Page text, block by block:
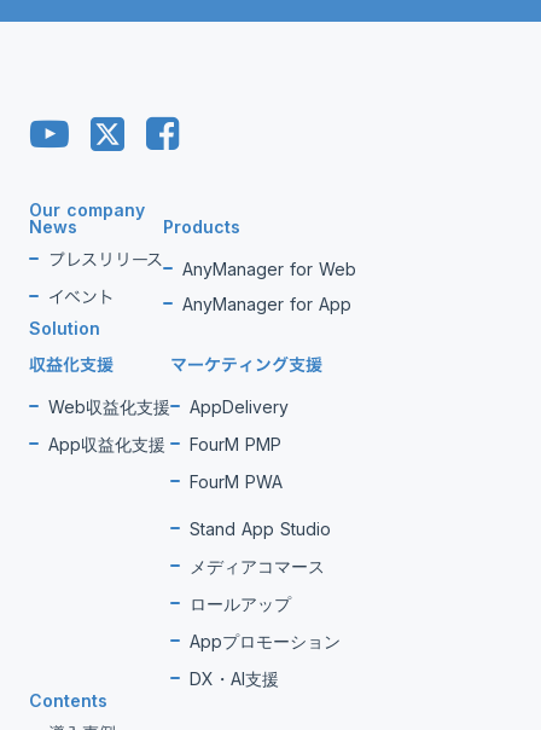
Our company
News
プレスリリース
イベント
Products
AnyManager for Web
AnyManager for App
Solution
収益化支援
Web収益化支援
App収益化支援
マーケティング支援
AppDelivery
FourM PMP
FourM PWA
Stand App Studio
メディアコマース
ロールアップ
Appプロモーション
DX・AI支援
Contents